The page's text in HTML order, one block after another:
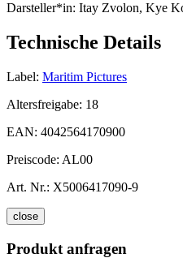
Darsteller*in: Itay Zvolon, Kye
Technische Details
Label: Maritim Pictures
Altersfreigabe: 18
EAN: 4042564170900
Preiscode: AL00
Art. Nr.: X5006417090-9
close
Produkt anfragen